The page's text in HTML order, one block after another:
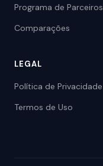
Programa de Parceiros
Comparações
LEGAL
Política de Privacidade
Termos de Uso